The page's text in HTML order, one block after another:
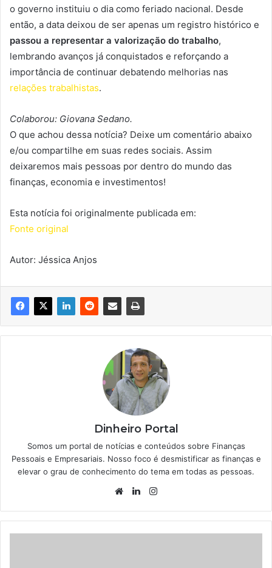
o governo instituiu o dia como feriado nacional. Desde
então, a data deixou de ser apenas um registro histórico e
passou a representar a valorização do trabalho,
lembrando avanços já conquistados e reforçando a
importância de continuar debatendo melhorias nas
relações trabalhistas.
Colaborou: Giovana Sedano.
O que achou dessa notícia? Deixe um comentário abaixo
e/ou compartilhe em suas redes sociais. Assim
deixaremos mais pessoas por dentro do mundo das
finanças, economia e investimentos!
Esta notícia foi originalmente publicada em:
Fonte original
Autor: Jéssica Anjos
Dinheiro Portal
Somos um portal de notícias e conteúdos sobre Finanças
Pessoais e Empresariais. Nosso foco é desmistificar as finanças e
elevar o grau de conhecimento do tema em todas as pessoas.
WebsiteLinkedin